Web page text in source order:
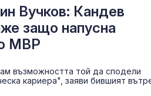
Вучков: Кандев
защо напусна
МВР
възможността той да сподели
кариера", заяви бившият